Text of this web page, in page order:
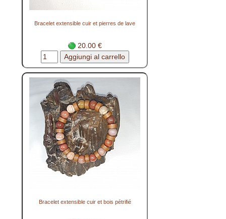
Bracelet extensible cuir et pierres de lave
20.00 €
Bracelet extensible cuir et bois pétrifié